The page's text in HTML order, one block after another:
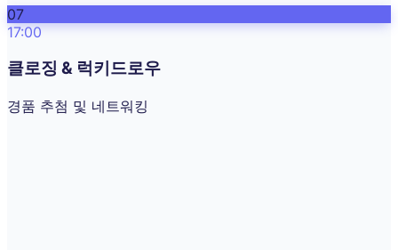
07
17:00
클로징 & 럭키드로우
경품 추첨 및 네트워킹